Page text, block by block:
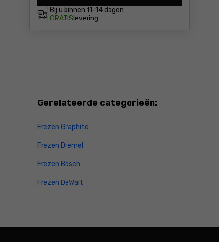
Bij u binnen 11-14 dagen
GRATIS levering
Gerelateerde categorieën:
Frezen Graphite
Frezen Dremel
Frezen Bosch
Frezen DeWalt